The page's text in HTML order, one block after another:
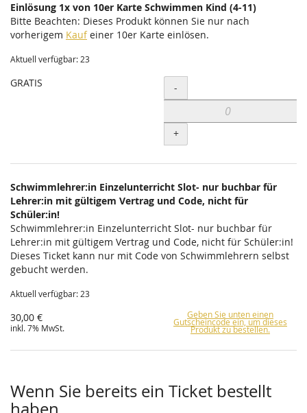
Einlösung 1x von 10er Karte Schwimmen Kind (4-11)
Bitte Beachten: Dieses Produkt können Sie nur nach
vorherigem Kaufeiner 10er Karte einlösen.
Aktuell verfügbar: 23
GRATIS Menge
-
+
Schwimmlehrer:in Einzelunterricht Slot- nur buchbar für
Lehrer:in mit gültigem Vertrag und Code, nicht für
Schüler:in!
Schwimmlehrer:in Einzelunterricht Slot- nur buchbar für
Lehrer:in mit gültigem Vertrag und Code, nicht für Schüler:in!
Dieses Ticket kann nur mit Code von Schwimmlehrern selbst
gebucht werden.
Aktuell verfügbar: 23
30,00 €
inkl. 7% MwSt.
Geben Sie unten einen
Gutscheincode ein, um dieses
Produkt zu bestellen.
Wenn Sie bereits ein Ticket bestellt